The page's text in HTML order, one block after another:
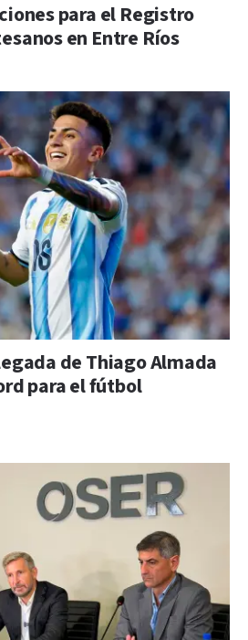
para el Registro
en Entre Ríos
de Thiago Almada
para el fútbol